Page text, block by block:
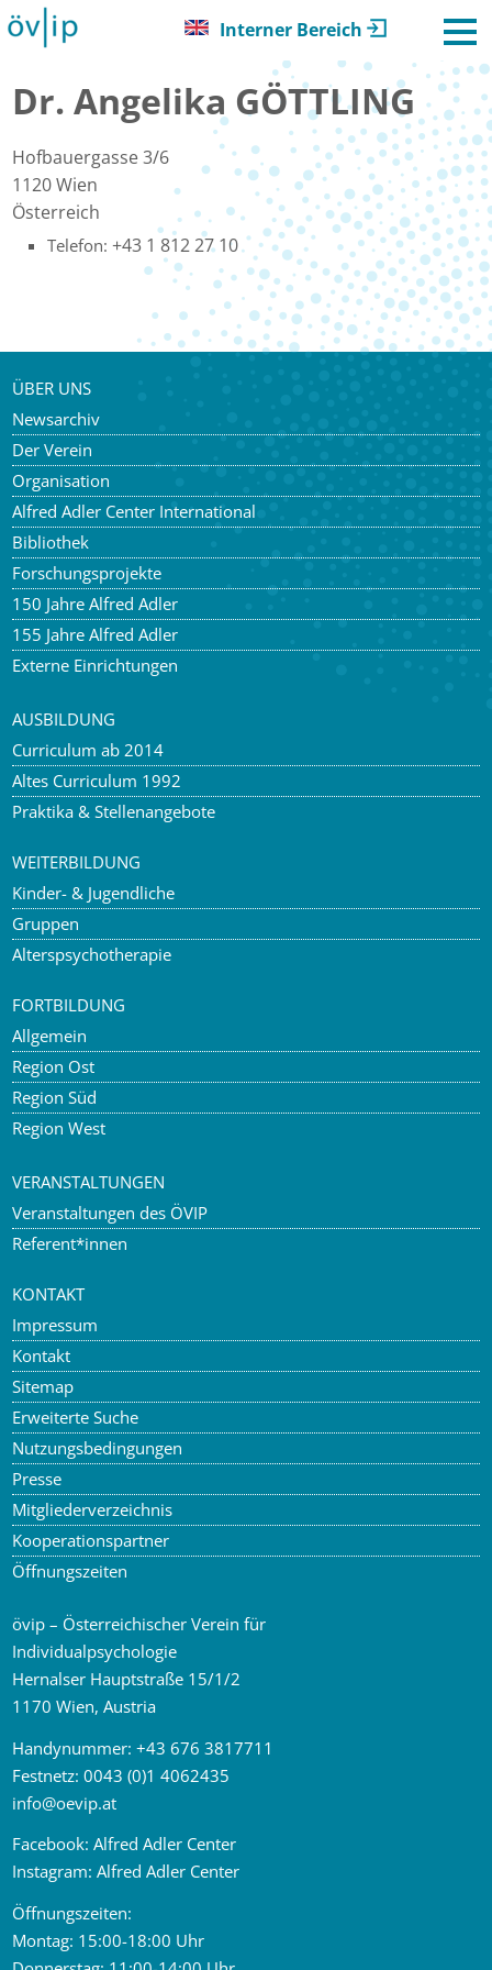
Interner Bereich
Dr. Angelika GÖTTLING
Hofbauergasse 3/6
1120Wien
Österreich
Telefon:+43 1 812 27 10
ÜBER UNS
Newsarchiv
Der Verein
Organisation
Alfred Adler Center International
Bibliothek
Forschungsprojekte
150 Jahre Alfred Adler
155 Jahre Alfred Adler
Externe Einrichtungen
AUSBILDUNG
Curriculum ab 2014
Altes Curriculum 1992
Praktika & Stellenangebote
WEITERBILDUNG
Kinder- & Jugendliche
Gruppen
Alterspsychotherapie
FORTBILDUNG
Allgemein
Region Ost
Region Süd
Region West
VERANSTALTUNGEN
Veranstaltungen des ÖVIP
Referent*innen
KONTAKT
Impressum
Kontakt
Sitemap
Erweiterte Suche
Nutzungsbedingungen
Presse
Mitgliederverzeichnis
Kooperationspartner
Öffnungszeiten
övip – Österreichischer Verein für
Individualpsychologie
Hernalser Hauptstraße 15/1/2
1170 Wien, Austria
Handynummer:+43 676 3817711
Festnetz:0043 (0)1 4062435
info@oevip.at
Facebook:Alfred Adler Center
Instagram: Alfred Adler Center
Öffnungszeiten:
Montag: 15:00-18:00 Uhr